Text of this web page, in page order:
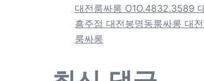
대전룸싸롱 O1O.4832.3589
흥주점 대전봉명동룸싸롱 대
룸싸롱